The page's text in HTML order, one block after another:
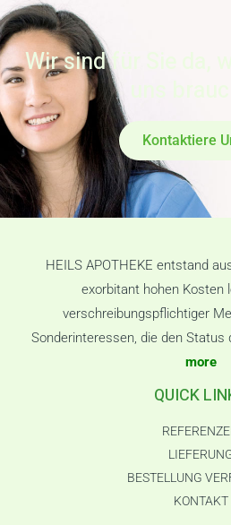
Wir sind für Sie da,
uns
Kontaktiere
HEILS APOTHEKE entstand
exorbitant hohen Kosten
verschreibungspflichtiger
Sonderinteressen, die den
more
QUICK
BESTELLUNG
KONTAKT